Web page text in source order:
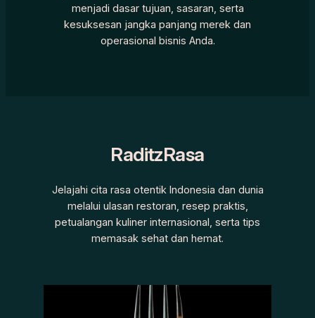
menjadi dasar tujuan, sasaran, serta
kesuksesan jangka panjang merek dan
operasional bisnis Anda.
RaditzRasa
Jelajahi cita rasa otentik Indonesia dan dunia
melalui ulasan restoran, resep praktis,
petualangan kuliner internasional, serta tips
memasak sehat dan hemat.